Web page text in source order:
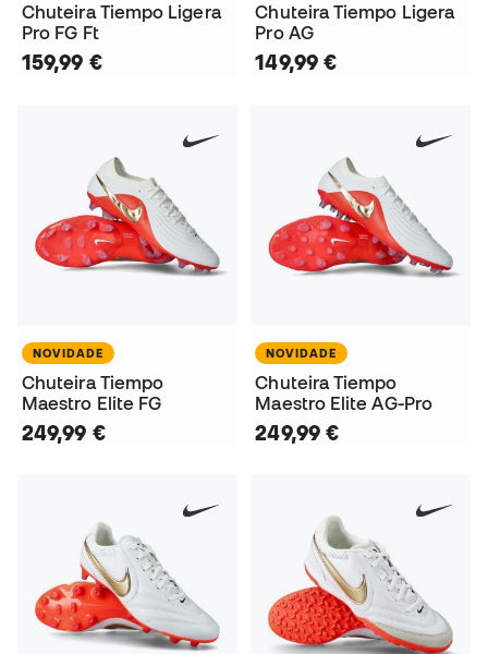
Chuteira Tiempo Ligera
Pro FG Ft
159,99 €
Chuteira Tiempo Ligera
Pro AG
149,99 €
NOVIDADE
Chuteira Tiempo
Maestro Elite FG
249,99 €
NOVIDADE
Chuteira Tiempo
Maestro Elite AG-Pro
249,99 €